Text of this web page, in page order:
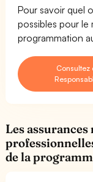
Pour savoir quel
possibles pour le
programmation
Consultez
Les
de la